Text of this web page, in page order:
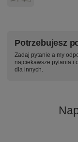
Potrzebujesz
Zadaj pytanie a my
najciekawsze pytania i
dla innych.